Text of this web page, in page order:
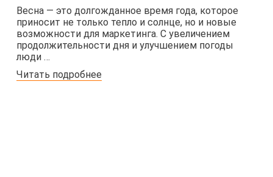
Весна — это долгожданное время года, которое
приносит не только тепло и солнце, но и новые
возможности для маркетинга. С увеличением
продолжительности дня и улучшением погоды
люди …
Читать подробнее